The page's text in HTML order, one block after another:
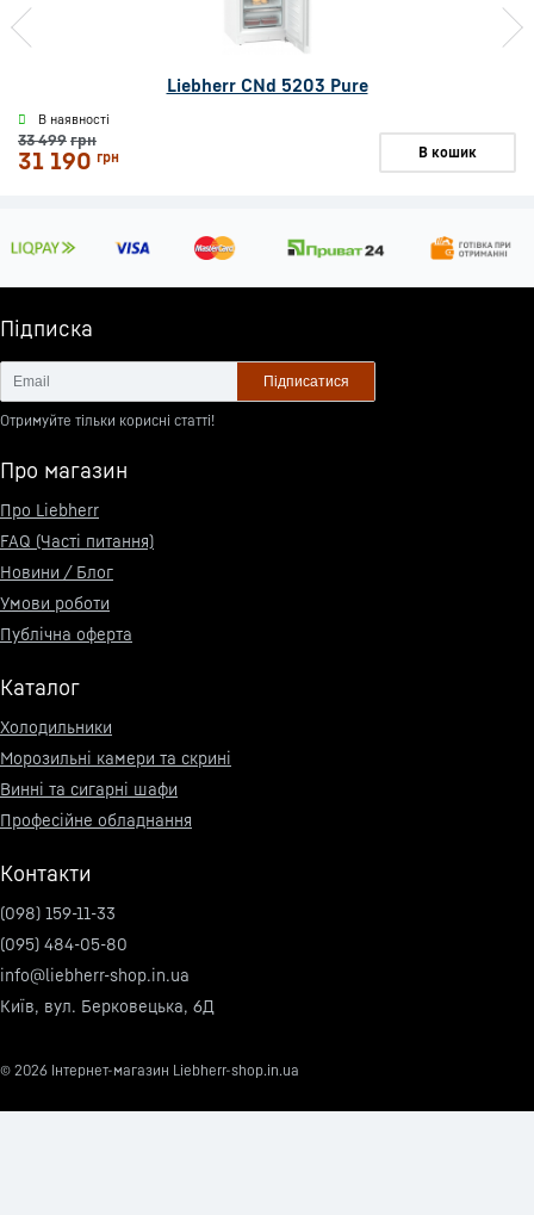
Liebherr CNd 5203 Pure
В наявності
33 499грн
31 190 грн В кошик
Підписка
Підписатися
Отримуйте тільки корисні статті!
Про магазин
Про Liebherr
FAQ (Часті питання)
Новини / Блог
Умови роботи
Публічна оферта
Каталог
Холодильники
Морозильні камери та скрині
Винні та сигарні шафи
Професійне обладнання
Контакти
(098) 159-11-33
(095) 484-05-80
info@liebherr-shop.in.ua
Київ, вул. Берковецька, 6Д
© 2026 Інтернет-магазин Liebherr-shop.in.ua